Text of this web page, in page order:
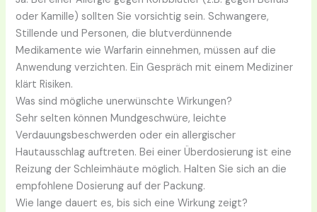
oder Kamille) sollten Sie vorsichtig sein. Schwangere,
Stillende und Personen, die blutverdünnende
Medikamente wie Warfarin einnehmen, müssen auf die
Anwendung verzichten. Ein Gespräch mit einem Mediziner
klärt Risiken.
Was sind mögliche unerwünschte Wirkungen?
Sehr selten können Mundgeschwüre, leichte
Verdauungsbeschwerden oder ein allergischer
Hautausschlag auftreten. Bei einer Überdosierung ist eine
Reizung der Schleimhäute möglich. Halten Sie sich an die
empfohlene Dosierung auf der Packung.
Wie lange dauert es, bis sich eine Wirkung zeigt?